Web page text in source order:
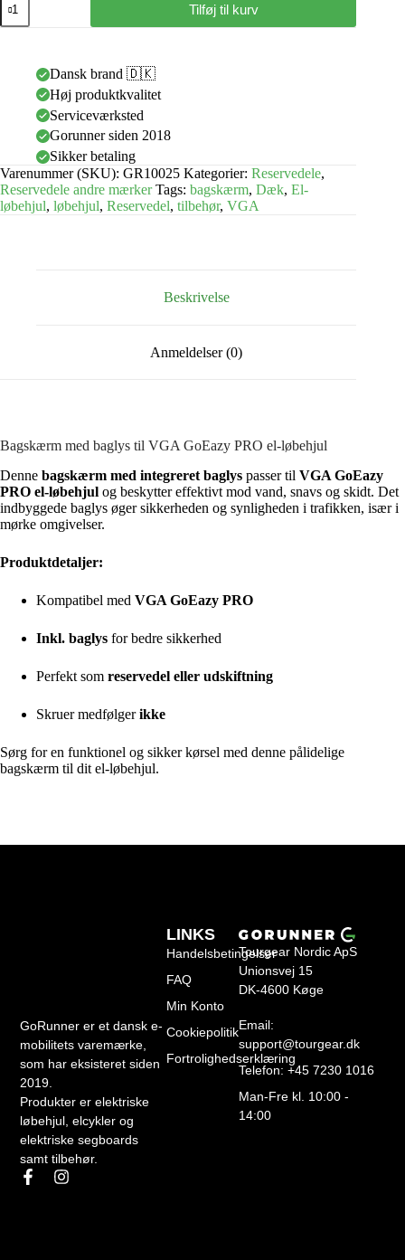
Tilføj til kurv
Dansk brand 🇩🇰
Høj produktkvalitet
Serviceværksted
Gorunner siden 2018
Sikker betaling
Varenummer (SKU): GR10025 Kategorier: Reservedele,
Reservedele andre mærker Tags: bagskærm, Dæk, El-
løbehjul, løbehjul, Reservedel, tilbehør, VGA
Beskrivelse
Anmeldelser (0)
Bagskærm med baglys til VGA GoEazy PRO el-løbehjul
Denne bagskærm med integreret baglys passer til VGA GoEazy
PRO el-løbehjul og beskytter effektivt mod vand, snavs og skidt. Det
indbyggede baglys øger sikkerheden og synligheden i trafikken, især i
mørke omgivelser.
Produktdetaljer:
Kompatibel med VGA GoEazy PRO
Inkl. baglys for bedre sikkerhed
Perfekt som reservedel eller udskiftning
Skruer medfølgerikke
Sørg for en funktionel og sikker kørsel med denne pålidelige
bagskærm til dit el-løbehjul.
GoRunner er et dansk e-
mobilitets varemærke,
som har eksisteret siden
2019.
Produkter er elektriske
løbehjul, elcykler og
elektriske segboards
samt tilbehør.
LINKS
Handelsbetingelser
FAQ
Min Konto
Cookiepolitik
Fortrolighedserklæring
Tourgear Nordic ApS
Unionsvej 15
DK-4600 Køge
Email:
support@tourgear.dk
Telefon: +45 7230 1016
Man-Fre kl. 10:00 -
14:00